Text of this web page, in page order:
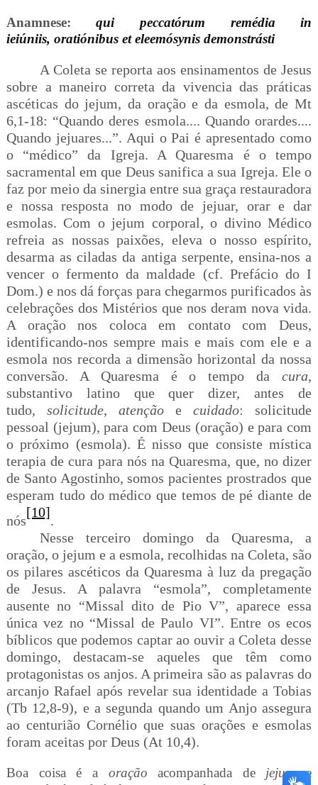
Anamnese:qui peccatórum remédia in
ieiúniis, oratiónibus et eleemósynis demonstrásti
A Coleta se reporta aos ensinamentos de Jesus
sobre a maneiro correta da vivencia das práticas
ascéticas do jejum, da oração e da esmola, de Mt
6,1-18: “Quando deres esmola.... Quando orardes....
Quando jejuares...”. Aqui o Pai é apresentado como
o “médico” da Igreja. A Quaresma é o tempo
sacramental em que Deus sanifica a sua Igreja. Ele o
faz por meio da sinergia entre sua graça restauradora
e nossa resposta no modo de jejuar, orar e dar
esmolas. Com o jejum corporal, o divino Médico
refreia as nossas paixões, eleva o nosso espírito,
desarma as ciladas da antiga serpente, ensina-nos a
vencer o fermento da maldade (cf. Prefácio do I
Dom.) e nos dá forças para chegarmos purificados às
celebrações dos Mistérios que nos deram nova vida.
A oração nos coloca em contato com Deus,
identificando-nos sempre mais e mais com ele e a
esmola nos recorda a dimensão horizontal da nossa
conversão. A Quaresma é o tempo dacura,
substantivo latino que quer dizer, antes de
tudo, solicitude, atençãoe cuidado: solicitude
pessoal (jejum), para com Deus (oração) e para com
o próximo (esmola). É nisso que consiste mística
terapia de cura para nós na Quaresma, que, no dizer
de Santo Agostinho, somos pacientes prostrados que
esperam tudo do médico que temos de pé diante de
nós
[10]
.
Nesse terceiro domingo da Quaresma, a
oração, o jejum e a esmola, recolhidas na Coleta, são
os pilares ascéticos da Quaresma à luz da pregação
de Jesus. A palavra “esmola”, completamente
ausente no “Missal dito de Pio V”, aparece essa
única vez no “Missal de Paulo VI”. Entre os ecos
bíblicos que podemos captar ao ouvir a Coleta desse
domingo, destacam-se aqueles que têm como
protagonistas os anjos. A primeira são as palavras do
arcanjo Rafael após revelar sua identidade a Tobias
(Tb 12,8-9), e a segunda quando um Anjo assegura
ao centurião Cornélio que suas orações e esmolas
foram aceitas por Deus (At 10,4).
Boa coisa é a oração acompanhada de jejume